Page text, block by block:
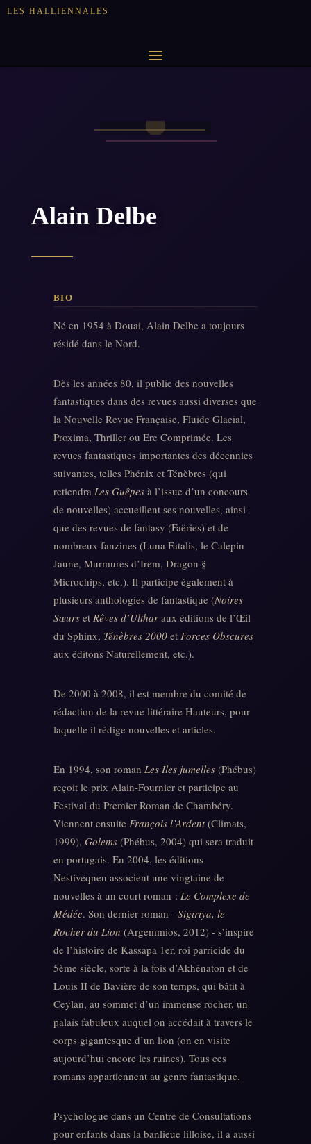
LES HALLIENNALES
Alain Delbe
BIO
Né en 1954 à Douai, Alain Delbe a toujours
résidé dans le Nord.
Dès les années 80, il publie des nouvelles
fantastiques dans des revues aussi diverses que
la Nouvelle Revue Française, Fluide Glacial,
Proxima, Thriller ou Ere Comprimée. Les
revues fantastiques importantes des décennies
suivantes, telles Phénix et Ténèbres (qui
retiendra Les Guêpesà l’issue d’un concours
de nouvelles) accueillent ses nouvelles, ainsi
que des revues de fantasy (Faëries) et de
nombreux fanzines (Luna Fatalis, le Calepin
Jaune, Murmures d’Irem, Dragon §
Microchips, etc.). Il participe également à
plusieurs anthologies de fantastique (Noires
Sœurset Rêves d’Ultharaux éditions de l’Œil
du Sphinx, Ténèbres 2000et Forces Obscures
aux éditons Naturellement, etc.).
De 2000 à 2008, il est membre du comité de
rédaction de la revue littéraire Hauteurs, pour
laquelle il rédige nouvelles et articles.
En 1994, son roman Les Iles jumelles(Phébus)
reçoit le prix Alain-Fournier et participe au
Festival du Premier Roman de Chambéry.
Viennent ensuite François l’Ardent(Climats,
1999), Golems(Phébus, 2004) qui sera traduit
en portugais. En 2004, les éditions
Nestiveqnen associent une vingtaine de
nouvelles à un court roman : Le Complexe de
Médée. Son dernier roman - Sigiriya, le
Rocher du Lion (Argemmios, 2012) - s’inspire
de l’histoire de Kassapa 1er, roi parricide du
5ème siècle, sorte à la fois d’Akhénaton et de
Louis II de Bavière de son temps, qui bâtit à
Ceylan, au sommet d’un immense rocher, un
palais fabuleux auquel on accédait à travers le
corps gigantesque d’un lion (on en visite
aujourd’hui encore les ruines). Tous ces
romans appartiennent au genre fantastique.
Psychologue dans un Centre de Consultations
pour enfants dans la banlieue lilloise, il a aussi